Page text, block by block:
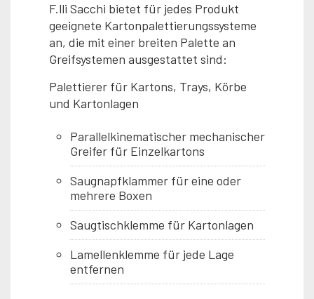
F.lli Sacchi bietet für jedes Produkt
geeignete Kartonpalettierungssysteme
an, die mit einer breiten Palette an
Greifsystemen ausgestattet sind:
Palettierer für Kartons, Trays, Körbe
und Kartonlagen
Parallelkinematischer mechanischer
Greifer für Einzelkartons
Saugnapfklammer für eine oder
mehrere Boxen
Saugtischklemme für Kartonlagen
Lamellenklemme für jede Lage
entfernen